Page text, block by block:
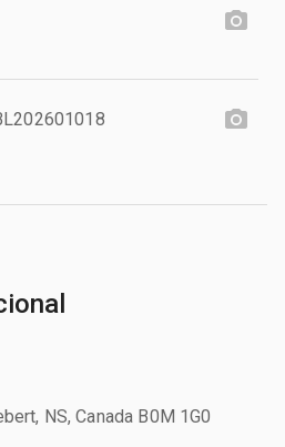
NS, Canada B0M 1G0